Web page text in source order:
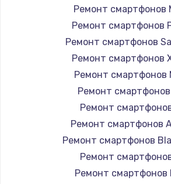
1500 руб.
Заказать
Замена шлейфа
1050 руб.
Заказать
Замена
1130 руб.
Заказать
Ремонт смартфонов
Ремонт смартфонов
Ремонт смартфонов
Ремонт смартфонов
Ремонт смартфонов
Ремонт смартфонов
Ремонт
Ремонт смартфонов
Ремонт смартфонов
Ремонт
Ремонт смартфонов